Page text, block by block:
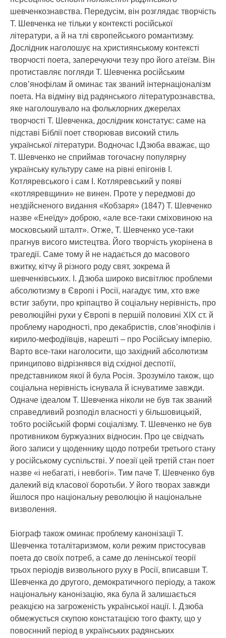
шевченкознавства. Передусім, він розглядає творчість
Т. Шевченка не тільки у контексті російської
літератури, а й на тлі європейського романтизму.
Дослідник наголошує на християнському контексті
творчості поета, заперечуючи тезу про його атеїзм. Він
протиставляє погляди Т. Шевченка російським
слов’янофілам й оминає так званий інтернаціоналізм
поета. На відміну від радянського літературознавства,
яке наголошувало на фольклорних джерелах
творчості Т. Шевченка, дослідник констатує: саме на
підставі Біблії поет створював високий стиль
української літератури. Водночас І.Дзюба вважає, що
Т. Шевченко не сприймав тогочасну популярну
українську культуру саме на рівні епігонів І.
Котляревського і сам І. Котляревський у появі
«котляревщини» не винен. Проте у передмові до
нездійсненого видання «Кобзаря» (1847) Т. Шевченко
назве «Енеїду» доброю, «але все-таки сміховиною на
московський шталт». Отже, Т. Шевченко усе-таки
прагнув висого мистецтва. Його творчість укорінена в
трагедії. Саме тому й не надається до масового
вжитку, кітчу й різного роду свят, зокрема й
шевченківських. І. Дзюба широко висвітлює проблеми
абсолютизму в Європі і Росії, нагадує тим, хто вже
встиг забути, про кріпацтво й соціальну нерівність, про
революційні рухи у Європі в першій половині ХІХ ст. й
проблему народності, про декабристів, слов’янофілів і
кирило-мефодіївців, нарешті – про Російську імперію.
Варто все-таки наголосити, що західний абсолютизм
принципово відрізнявся від східної деспотії,
представником якої й була Росія. Зрозуміло також, що
соціальна нерівність існувала й існуватиме завжди.
Одначе ідеалом Т. Шевченка ніколи не був так званий
справедливий розподіл власності у більшовицькій,
тобто російській формі соціалізму. Т. Шевченко не був
противником буржуазних відносин. Про це свідчать
його записи у щоденнику щодо потреби третього стану
у російському суспільстві. У поезії цей третій стан поет
назве «і небагаті, і невбогі». Тим паче Т. Шевченко був
далекий від класової боротьби. У його творах завжди
йшлося про національну революцію й національне
визволення.
Біограф також оминає проблему канонізації Т.
Шевченка тоталітаризмом, коли режим пристосував
поета до своїх потреб, а саме до ленінської теорії
трьох періодів визвольного руху в Росії, вписавши Т.
Шевченка до другого, демократичного періоду, а також
національну канонізацію, яка була й залишається
реакцією на загроженість української нації. І. Дзюба
обмежується скупою констатацією того факту, що у
повоєнний період в українських радянських